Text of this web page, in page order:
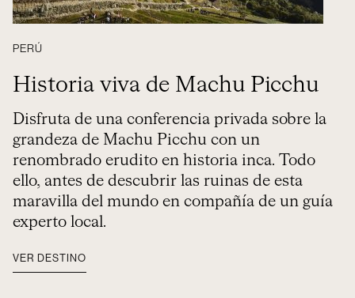
PERÚ
Historia viva de Machu Picchu
Disfruta de una conferencia privada sobre la
grandeza de Machu Picchu con un
renombrado erudito en historia inca. Todo
ello, antes de descubrir las ruinas de esta
maravilla del mundo en compañía de un guía
experto local.
VER DESTINO